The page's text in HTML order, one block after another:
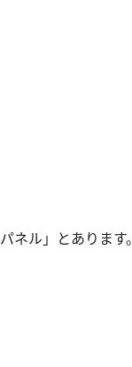
ル」とあります。